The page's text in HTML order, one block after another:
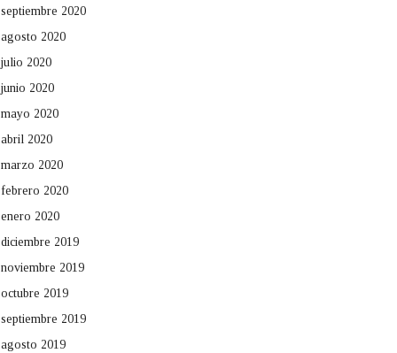
septiembre 2020
agosto 2020
julio 2020
junio 2020
mayo 2020
abril 2020
marzo 2020
febrero 2020
enero 2020
diciembre 2019
noviembre 2019
octubre 2019
septiembre 2019
agosto 2019